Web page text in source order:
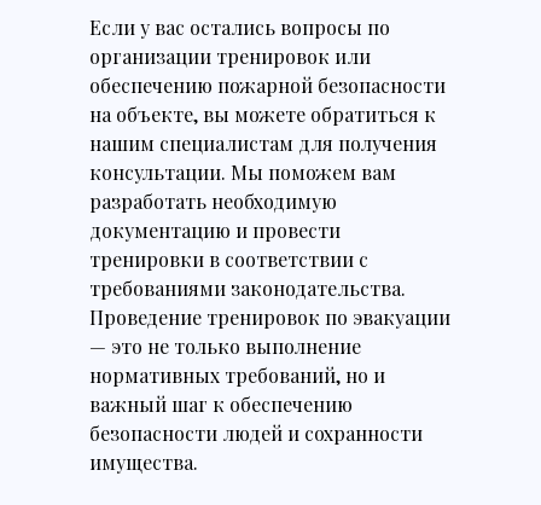
Если у вас остались вопросы по
организации тренировок или
обеспечению пожарной безопасности
на объекте, вы можете обратиться к
нашим специалистам для получения
консультации. Мы поможем вам
разработать необходимую
документацию и провести
тренировки в соответствии с
требованиями законодательства.
Проведение тренировок по эвакуации
— это не только выполнение
нормативных требований, но и
важный шаг к обеспечению
безопасности людей и сохранности
имущества.